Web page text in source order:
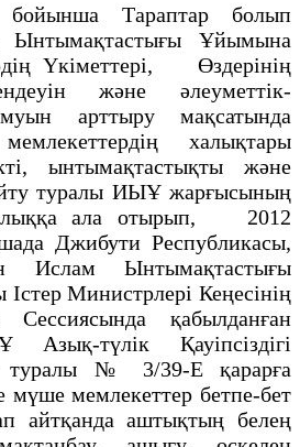
Тараптар болып
Ынтымақтастығы Ұйымына
Үкіметтері, Өздерінің
және әлеуметтік-
арттыру мақсатында
халықтары
ынтымақтастықты және
туралы ИЫҰ жарғысының
ала отырып, 2012
Джибути Республикасы,
Ислам Ынтымақтастығы
Министрлері Кеңесінің
қабылданған
түлік Қауіпсіздігі
туралы № 3/39-Е қарарға
мемлекеттер бетпе-бет
айтқанда аштықтың белең